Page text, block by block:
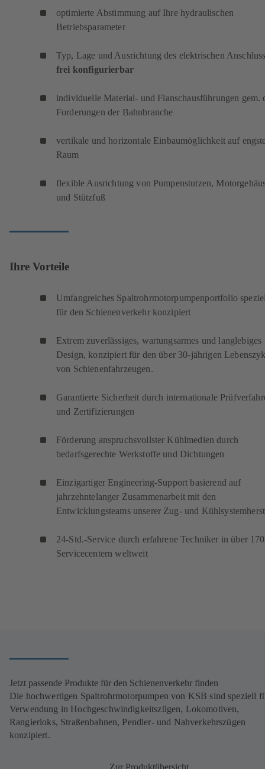
optimierte Abstimmung auf Ihre hydraulischen
Betriebsparameter
Typ, Lage und Ausrichtung des elektrischen
frei konfigurierbar
individuelle Material- und Flanschausführungen gem.
Forderungen der Bahnbranche
vertikale und horizontale Einbaumöglichkeit auf
Raum
flexible Ausrichtung von Pumpenstutzen,
und Stützfuß
Ihre Vorteile
Umfangreiches Spaltrohrmotorpumpenportfolio
für den Schienenverkehr konzipiert
Extrem zuverlässiges, wartungsarmes und langlebiges
Design, konzipiert für den über 30-jährigen
von Schienenfahrzeugen.
Garantierte Sicherheit durch internationale
und Zertifizierungen
Förderung anspruchsvollster Kühlmedien durch
bedarfsgerechte Werkstoffe und Dichtungen
Einzigartiger Engineering-Support basierend auf
jahrzehntelanger Zusammenarbeit mit den
Entwicklungsteams unserer Zug- und
24-Std.-Service durch erfahrene Techniker in über 170
Servicecentern weltweit
Jetzt passende Produkte für den Schienenverkehr finden
Die hochwertigen Spaltrohrmotorpumpen von KSB sind speziell
Verwendung in Hochgeschwindigkeitszügen, Lokomotiven,
Rangierloks, Straßenbahnen, Pendler- und Nahverkehrszügen
konzipiert.
Zur Produktübersicht